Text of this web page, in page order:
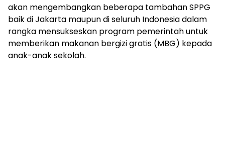
akan mengembangkan beberapa tambahan SPPG
baik di Jakarta maupun di seluruh Indonesia dalam
rangka mensukseskan program pemerintah untuk
memberikan makanan bergizi gratis (MBG) kepada
anak-anak sekolah.